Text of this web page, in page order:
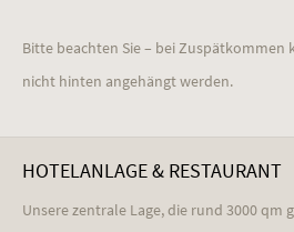
Bitte beachten Sie – bei Zuspätkommen
nicht hinten angehängt werden.
HOTELANLAGE & RESTAURANT
Unsere zentrale Lage, die rund 3000 qm